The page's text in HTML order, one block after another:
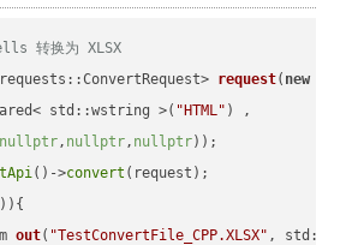
转换为 XLSX
request( new
std::wstring >(
"HTML" ) ,
nullptr, nullptr, nullptr))
()->convert
out( "TestConvertFile_CPP.XLSX" ,